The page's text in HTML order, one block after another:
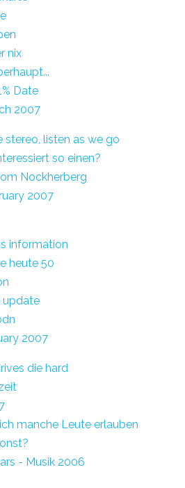
nix
Date
2007
stereo, listen as we go
so einen?
Nockherberg
2007
information
heute 50
update
2007
die hard
manche Leute erlauben
- Musik 2006